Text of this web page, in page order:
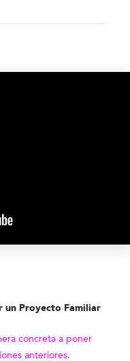
un Proyecto Familiar
concreta a poner
anteriores.